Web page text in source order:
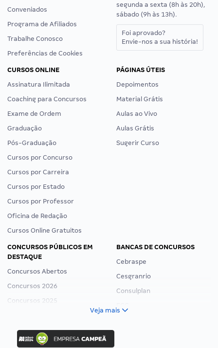
Conveniados
Programa de Afiliados
Trabalhe Conosco
Preferências de Cookies
segunda a sexta (8h às 20h),
sábado (9h às 13h).
Foi aprovado?
Envie-nos a sua história!
CURSOS ONLINE
Assinatura Ilimitada
Coaching para Concursos
Exame de Ordem
Graduação
Pós-Graduação
Cursos por Concurso
Cursos por Carreira
Cursos por Estado
Cursos por Professor
Oficina de Redação
Cursos Online Gratuitos
PÁGINAS ÚTEIS
Depoimentos
Material Grátis
Aulas ao Vivo
Aulas Grátis
Sugerir Curso
CONCURSOS PÚBLICOS EM
DESTAQUE
Concursos Abertos
Concursos 2026
Concursos 2025
Concurso Ibama
Concurso MPU
BANCAS DE CONCURSOS
Cebraspe
Cesgranrio
Consulplan
Veja mais